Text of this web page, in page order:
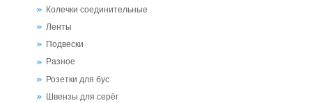
Колечки соединительные
Ленты
Подвески
Разное
Розетки для бус
Швензы для серёг